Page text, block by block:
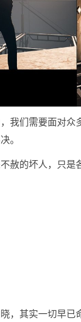
我们需要面对众
。
赦的坏人，只是
，其实一切早已